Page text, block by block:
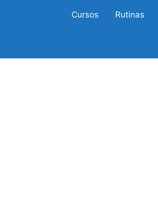
Cursos Rutinas